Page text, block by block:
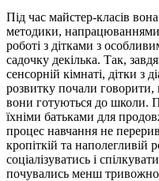
Під час майстер-класів
методики,
роботі з дітками з
садочку декілька. Так,
сенсорній кімнаті, дітки з
розвитку почали говорити,
вони готуються до школи.
їхніми батьками для
процес навчання не
кропіткій та
соціалізуватись і
почувались менш тривожно